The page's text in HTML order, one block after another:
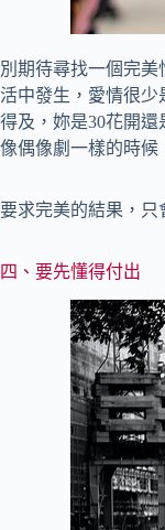
別期待尋找一個完
活中發生，愛情很
得及，妳是30花開
像偶像劇一樣的時候
要求完美的結果，只
四、要先懂得付出